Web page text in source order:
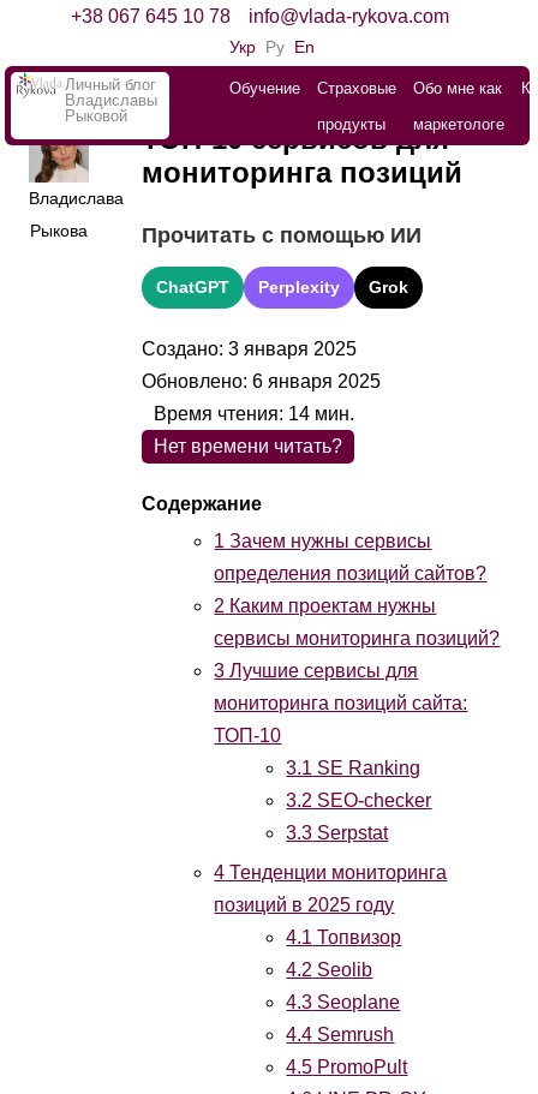
+38 067 645 10 78 info@vlada-rykova.com
Укр Ру En
Личный блог
Владиславы
Рыковой
Обучение
Страховые
продукты
Обо мне как
маркетологе
Владислава
Рыкова
ТОП-10 сервисов для
мониторинга позиций
Прочитать с помощью ИИ
ChatGPT Perplexity Grok
Создано: 3 января 2025
Обновлено: 6 января 2025
Нет времени читать?
1 Зачем нужны сервисы
определения позиций сайтов?
2 Каким проектам нужны
сервисы мониторинга позиций?
3 Лучшие сервисы для
мониторинга позиций сайта:
ТОП-10
3.1 SE Ranking
3.2 SEO-checker
3.3 Serpstat
4 Тенденции мониторинга
позиций в 2025 году
4.1 Топвизор
4.2 Seolib
4.3 Seoplane
4.4 Semrush
4.5 PromoPult
Время чтения: 14 мин.